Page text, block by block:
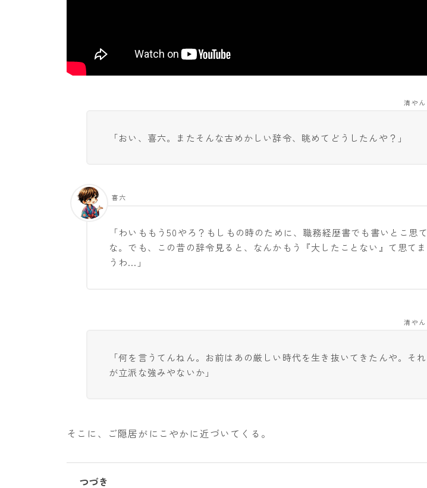
「おい、喜六。またそんな古めかしい辞令、眺めてどうしたんや？」
清やん
「わいももう50やろ？もしもの時のために、職務経歴書でも書いとこ思て
な。でも、この昔の辞令見ると、なんかもう『大したことない』て思てま
うわ…」
喜六
「何を言うてんねん。お前はあの厳しい時代を生き抜いてきたんや。それ
が立派な強みやないか」
清やん
そこに、ご隠居がにこやかに近づいてくる。
つづき